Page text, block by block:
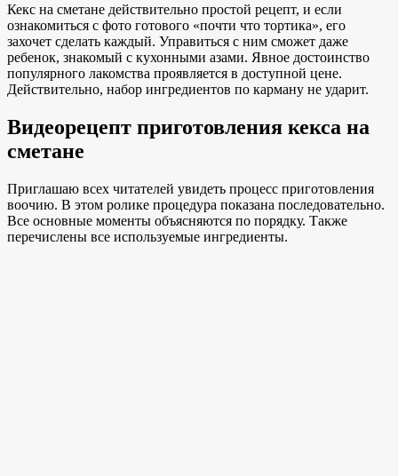
Кекс на сметане действительно простой рецепт, и если
ознакомиться с фото готового «почти что тортика», его
захочет сделать каждый. Управиться с ним сможет даже
ребенок, знакомый с кухонными азами. Явное достоинство
популярного лакомства проявляется в доступной цене.
Действительно, набор ингредиентов по карману не ударит.
Видеорецепт приготовления кекса на
сметане
Приглашаю всех читателей увидеть процесс приготовления
воочию. В этом ролике процедура показана последовательно.
Все основные моменты объясняются по порядку. Также
перечислены все используемые ингредиенты.